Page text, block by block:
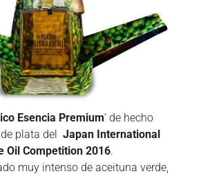
Esencia Premium‘ de hecho
plata del Japan International
Oil Competition 2016.
muy intenso de aceituna verde,